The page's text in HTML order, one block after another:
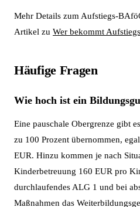
Mehr Details zum Aufstiegs-
Artikel zu Wer bekommt
Häufige Fragen
Wie hoch ist ein
Eine pauschale Obergrenze gibt
zu 100 Prozent übernommen,
EUR. Hinzu kommen je nach
Kinderbetreuung 160 EUR pro
durchlaufendes ALG 1 und bei
Maßnahmen das